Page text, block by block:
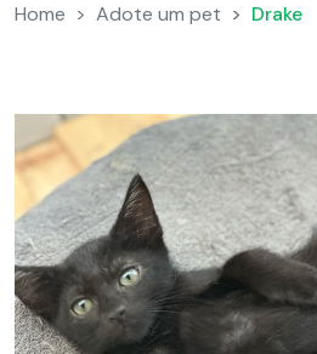
Home Adote um pet Drake